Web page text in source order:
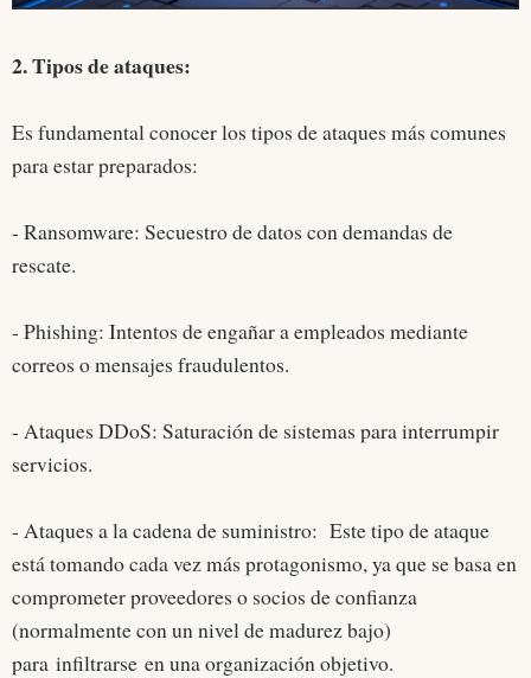
2. Tipos de ataques:
Es fundamental conocer los tipos de ataques más comunes
para estar preparados:
- Ransomware: Secuestro de datos con demandas de
rescate.
- Phishing: Intentos de engañar a empleados mediante
correos o mensajes fraudulentos.
- Ataques DDoS: Saturación de sistemas para interrumpir
servicios.
- Ataques a la cadena de suministro: Este tipo de ataque
está tomando cada vez más protagonismo, ya que se basa en
comprometer proveedores o socios de confianza
(normalmente con un nivel de madurez bajo)
para infiltrarse en una organización objetivo.